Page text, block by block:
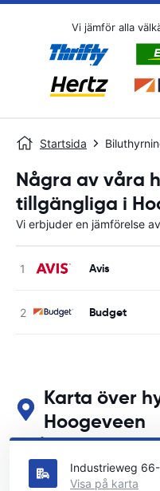
Vi jämför alla
Startsida
Några av våra
tillgängliga i
Vi erbjuder en jämförelse
Avis
Budget
Karta över
Hoogeveen
Se våra huvudsakliga
Industrieweg
Visa på karta